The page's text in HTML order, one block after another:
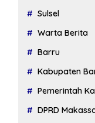
Sulsel
Warta Berita
Barru
Kabupaten
Pemerintah
DPRD